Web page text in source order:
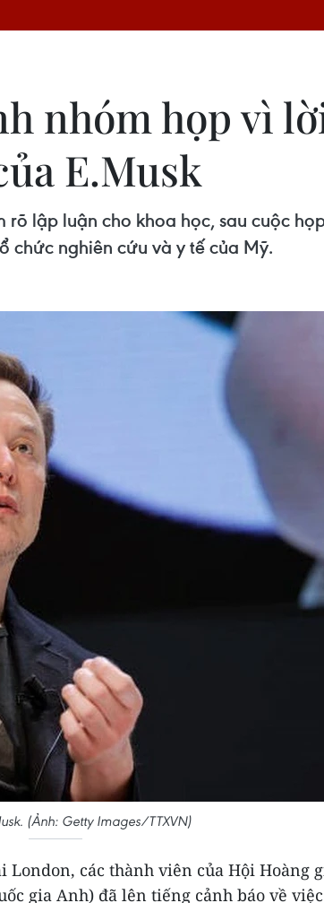
nhóm họp vì
E.Musk
rõ lập luận cho khoa học, sau cuộc
chức nghiên cứu và y tế của Mỹ.
(Ảnh: Getty Images/TTXVN)
London, các thành viên của Hội Hoàng
gia Anh) đã lên tiếng cảnh báo về